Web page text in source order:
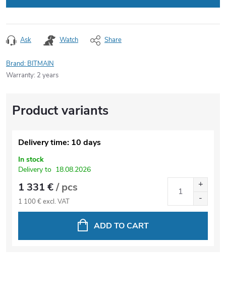
Ask Watch Share
Brand: BITMAIN
Warranty: 2 years
Delivery time: 10 days
In stock
Delivery to 18.08.2026
1 331 €/ pcs
1 100 € excl. VAT
ADD TO CART